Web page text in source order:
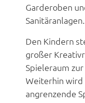
Garderoben
Sanitäranlagen.
Den Kindern
großer
Spieleraum
Weiterhin
angrenzende